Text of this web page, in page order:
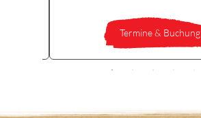
Termine & Buchung